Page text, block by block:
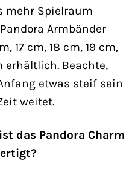
mehr Spielraum
Armbänder
17 cm, 18 cm, 19 cm,
erhältlich. Beachte,
etwas steif sein
weitet.
das Pandora Charm